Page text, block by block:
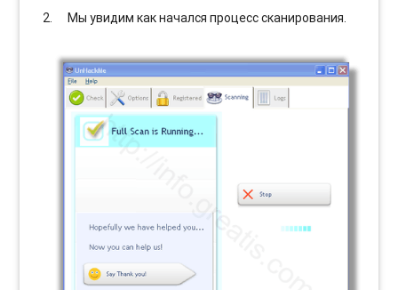
Мы увидим как начался процесс сканирования.